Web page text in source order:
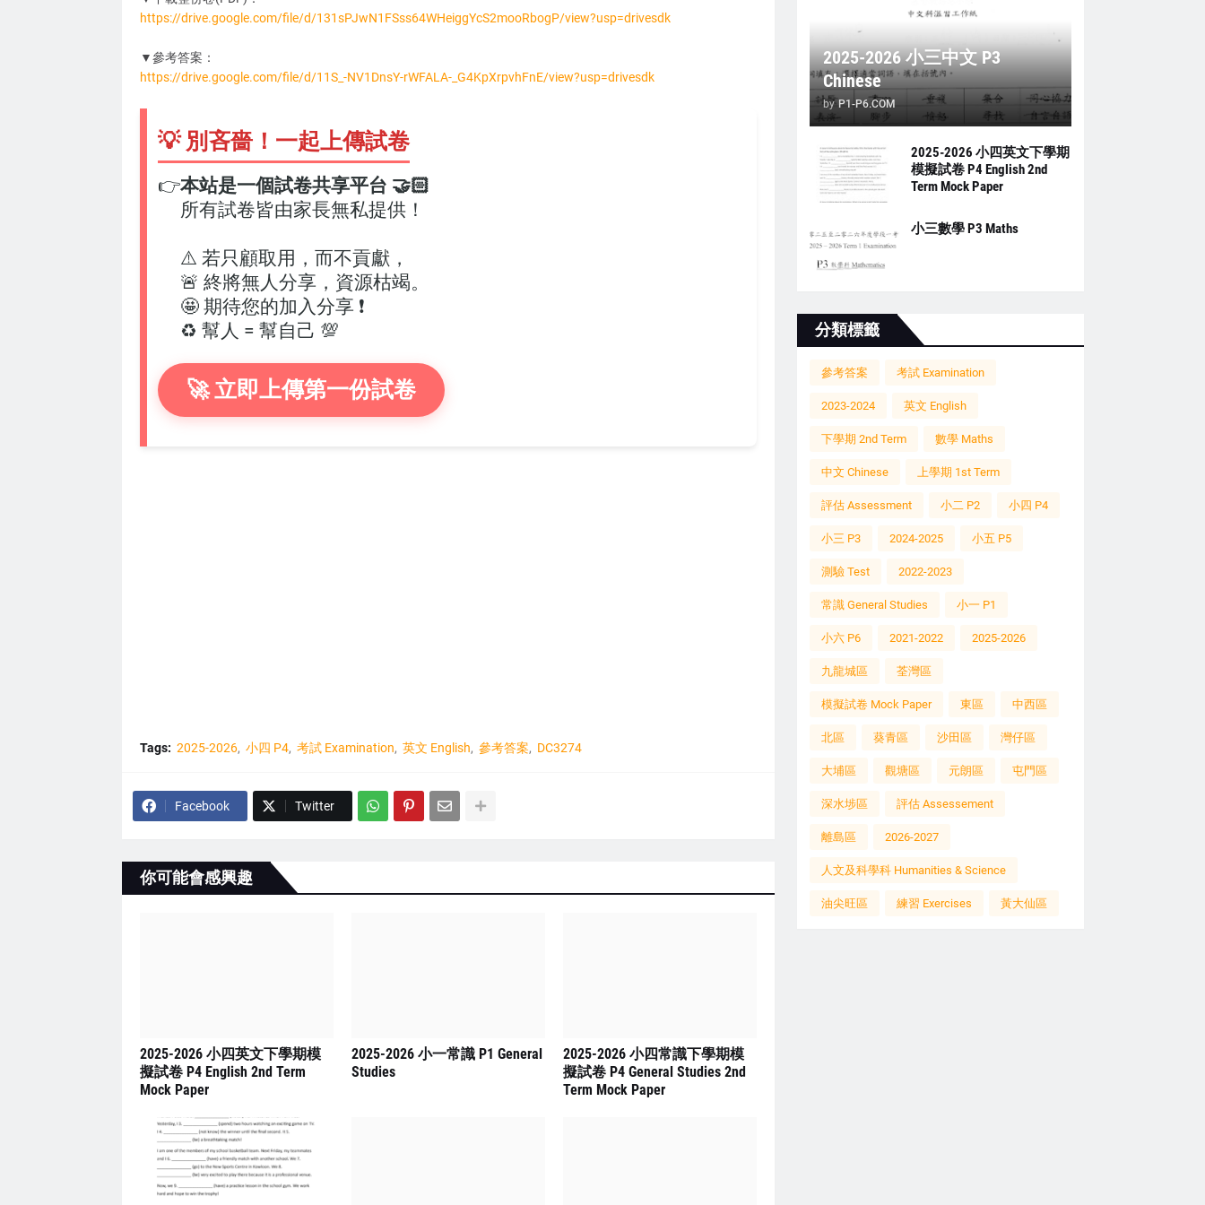
https://drive.google.com/file/d/131sPJwN1FSss64WHeiggYcS2mooRbogP/view?usp=drivesdk
▼參考答案：
https://drive.google.com/file/d/11S_-NV1DnsY-rWFALA-_G4KpXrpvhFnE/view?usp=drivesdk
💡 別吝嗇！一起上傳試卷
本站是一個試卷共享平台 🤝🏻
👉
所有試卷皆由家長無私提供！
⚠️ 若只顧取用，而不貢獻，
🚨 終將無人分享，資源枯竭。
🤩 期待您的加入分享 ❗
♻️ 幫人 = 幫自己 💯
🚀 立即上傳第一份試卷
Tags: 2025-2026 小四 P4 考試 Examination 英文 English 參考答案 DC3274
Facebook Twitter
你可能會感興趣
2025-2026 小四英文下學期模
擬試卷 P4 English 2nd Term
Mock Paper
2025-2026 小一常識 P1 General
Studies
2025-2026 小四常識下學期模
擬試卷 P4 General Studies 2nd
Term Mock Paper
2025-2026 小三中文 P3
Chinese
by P1-P6.COM
2025-2026 小四英文下學期
模擬試卷 P4 English 2nd
Term Mock Paper
小三數學 P3 Maths
分類標籤
參考答案 考試 Examination
2023-2024 英文 English
下學期 2nd Term 數學 Maths
中文 Chinese 上學期 1st Term
評估 Assessment 小二 P2 小四 P4
小三 P3 2024-2025 小五 P5
測驗 Test 2022-2023
常識 General Studies 小一 P1
小六 P6 2021-2022 2025-2026
九龍城區 荃灣區
模擬試卷 Mock Paper 東區 中西區
北區 葵青區 沙田區 灣仔區
大埔區 觀塘區 元朗區 屯門區
深水埗區 評估 Assessement
離島區 2026-2027
人文及科學科 Humanities & Science
油尖旺區 練習 Exercises 黃大仙區